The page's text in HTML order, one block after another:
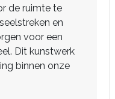
de ruimte te
en
voor een
Dit kunstwerk
binnen onze